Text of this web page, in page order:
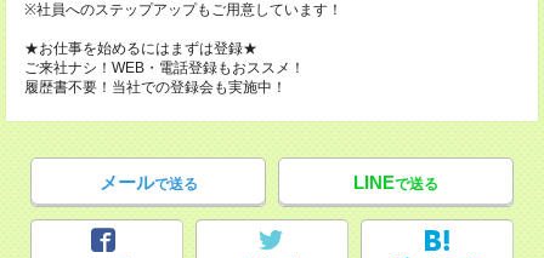
※社員へのステップアップもご用意しています！
★お仕事を始めるにはまずは登録★
ご来社ナシ！WEB・電話登録もおススメ！
履歴書不要！当社での登録会も実施中！
メールで送る LINEで送る